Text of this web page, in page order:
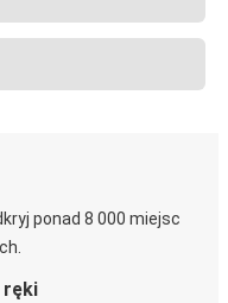
ponad 8 000 miejsc
ręki